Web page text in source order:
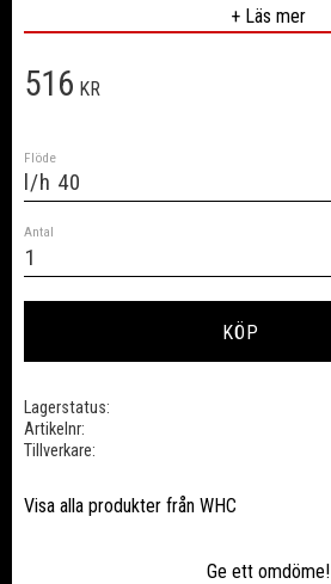
+ Läs mer
516 KR
Flöde
Antal
KÖP
Lagerstatus
Artikelnr
Tillverkare
Visa alla produkter från WHC
Ge ett omdöme!